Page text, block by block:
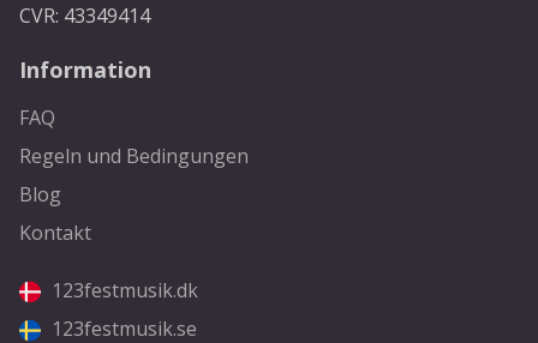
CVR: 43349414
Information
FAQ
Regeln und Bedingungen
Blog
Kontakt
123festmusik.dk
123festmusik.se